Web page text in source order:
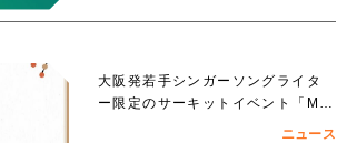
大阪発若手シンガーソングライタ
ー限定のサーキットイベント「MIK
ニュース